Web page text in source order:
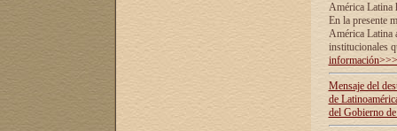
América Latina
En la presente
América Latina
institucionales
información>>>
Mensaje del
de
del Gobierno